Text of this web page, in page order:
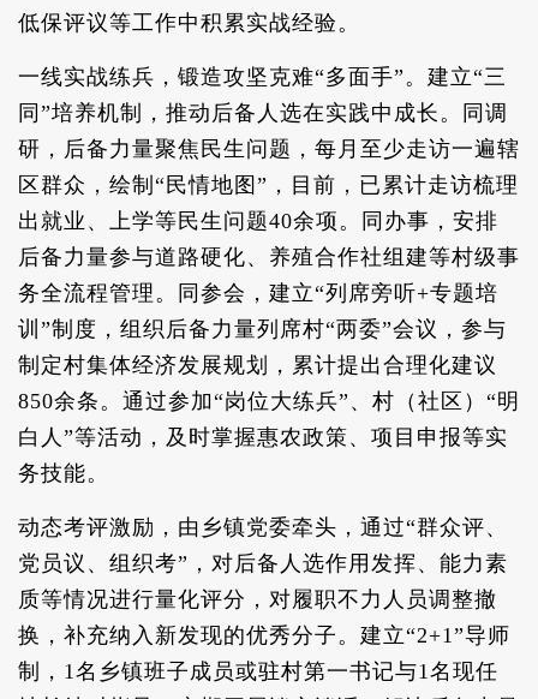
低保评议等工作中积累实战经验。
一线实战练兵，锻造攻坚克难“多面手”。建立“三
同”培养机制，推动后备人选在实践中成长。同调
研，后备力量聚焦民生问题，每月至少走访一遍辖
区群众，绘制“民情地图”，目前，已累计走访梳理
出就业、上学等民生问题40余项。同办事，安排
后备力量参与道路硬化、养殖合作社组建等村级事
务全流程管理。同参会，建立“列席旁听+专题培
训”制度，组织后备力量列席村“两委”会议，参与
制定村集体经济发展规划，累计提出合理化建议
850余条。通过参加“岗位大练兵”、村（社区）“明
白人”等活动，及时掌握惠农政策、项目申报等实
务技能。
动态考评激励，由乡镇党委牵头，通过“群众评、
党员议、组织考”，对后备人选作用发挥、能力素
质等情况进行量化评分，对履职不力人员调整撤
换，补充纳入新发现的优秀分子。建立“2+1”导师
制，1名乡镇班子成员或驻村第一书记与1名现任